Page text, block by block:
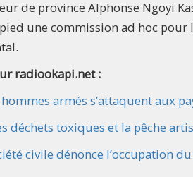
de province Alphonse Ngoyi
une commission ad hoc pour
radiookapi.net :
armés s’attaquent aux
déchets toxiques et la pêche
civile dénonce l’occupation